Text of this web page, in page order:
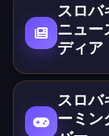
スロバ
ニュー
ディア
スロバ
ーミン